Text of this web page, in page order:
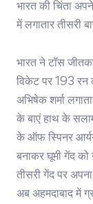
भारत की चिंता
में लगातार तीसरी
भारत ने टॉस
विकेट पर 193 रन
अभिषेक शर्मा
के बाएं हाथ के
के ऑफ स्पिनर
बनाकर घूमी गेंद को
तीसरी गेंद पर
अब अहमदाबाद में